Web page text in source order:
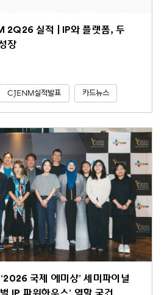
2Q26 실적 | IP와 플랫폼, 두
장
CJENM실적발표 카드뉴스
국제 에미상’ 세미파이널